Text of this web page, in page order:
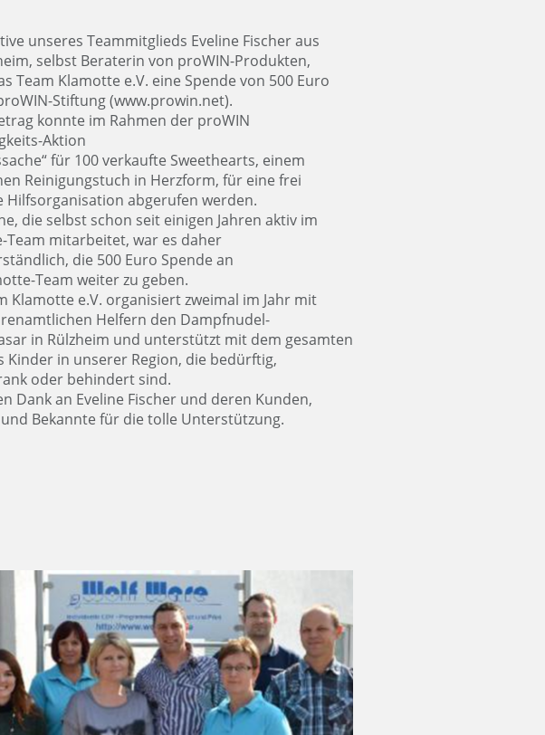
unseres Teammitglieds Eveline Fischer aus
selbst Beraterin von proWIN-Produkten,
Team Klamotte e.V. eine Spende von 500 Euro
Stiftung (www.prowin.net).
konnte im Rahmen der proWIN
Aktion
für 100 verkaufte Sweethearts, einem
Reinigungstuch in Herzform, für eine frei
Hilfsorganisation abgerufen werden.
die selbst schon seit einigen Jahren aktiv im
Team mitarbeitet, war es daher
die 500 Euro Spende an
Team weiter zu geben.
Klamotte e.V. organisiert zweimal im Jahr mit
Helfern den Dampfnudel-
in Rülzheim und unterstützt mit dem gesamten
Kinder in unserer Region, die bedürftig,
oder behindert sind.
Dank an Eveline Fischer und deren Kunden,
Bekannte für die tolle Unterstützung.